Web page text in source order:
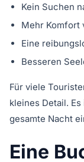
Kein Suchen
Mehr Komfort
Eine
Besseren
Für viele
kleines Detail.
gesamte Nacht
Eine